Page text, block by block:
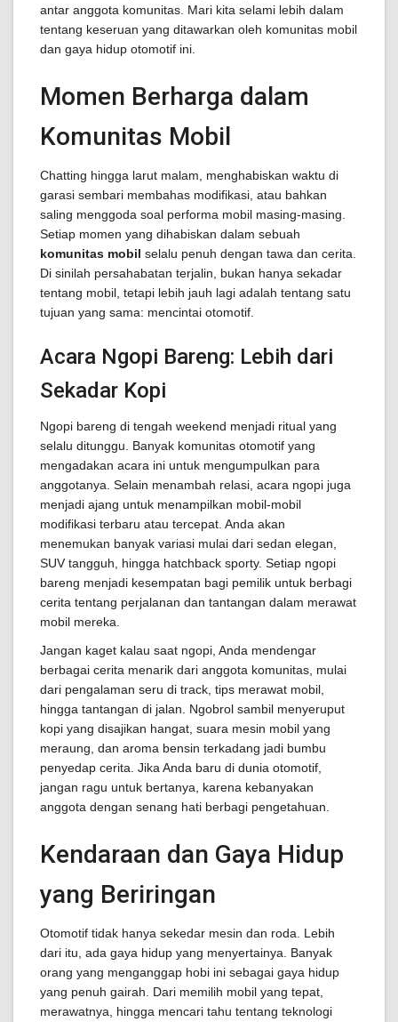
antar anggota komunitas. Mari kita selami lebih dalam
tentang keseruan yang ditawarkan oleh komunitas mobil
dan gaya hidup otomotif ini.
Momen Berharga dalam
Komunitas Mobil
Chatting hingga larut malam, menghabiskan waktu di
garasi sembari membahas modifikasi, atau bahkan
saling menggoda soal performa mobil masing-masing.
Setiap momen yang dihabiskan dalam sebuah
komunitas mobil selalu penuh dengan tawa dan cerita.
Di sinilah persahabatan terjalin, bukan hanya sekadar
tentang mobil, tetapi lebih jauh lagi adalah tentang satu
tujuan yang sama: mencintai otomotif.
Acara Ngopi Bareng: Lebih dari
Sekadar Kopi
Ngopi bareng di tengah weekend menjadi ritual yang
selalu ditunggu. Banyak komunitas otomotif yang
mengadakan acara ini untuk mengumpulkan para
anggotanya. Selain menambah relasi, acara ngopi juga
menjadi ajang untuk menampilkan mobil-mobil
modifikasi terbaru atau tercepat. Anda akan
menemukan banyak variasi mulai dari sedan elegan,
SUV tangguh, hingga hatchback sporty. Setiap ngopi
bareng menjadi kesempatan bagi pemilik untuk berbagi
cerita tentang perjalanan dan tantangan dalam merawat
mobil mereka.
Jangan kaget kalau saat ngopi, Anda mendengar
berbagai cerita menarik dari anggota komunitas, mulai
dari pengalaman seru di track, tips merawat mobil,
hingga tantangan di jalan. Ngobrol sambil menyeruput
kopi yang disajikan hangat, suara mesin mobil yang
meraung, dan aroma bensin terkadang jadi bumbu
penyedap cerita. Jika Anda baru di dunia otomotif,
jangan ragu untuk bertanya, karena kebanyakan
anggota dengan senang hati berbagi pengetahuan.
Kendaraan dan Gaya Hidup
yang Beriringan
Otomotif tidak hanya sekedar mesin dan roda. Lebih
dari itu, ada gaya hidup yang menyertainya. Banyak
orang yang menganggap hobi ini sebagai gaya hidup
yang penuh gairah. Dari memilih mobil yang tepat,
merawatnya, hingga mencari tahu tentang teknologi